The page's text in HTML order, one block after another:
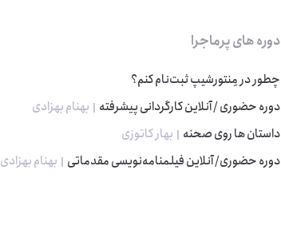
دوره های پرماجرا
چطور در مِنتورشیپ ثبت‌نام کنم؟
دوره حضوری / آنلاین کارگردانی پیشرفته بهنام بهزادی
داستان ها روی صحنه بهار کاتوزی
دوره حضوری/ آنلاین فیلمنامه‌نویسی مقدماتی بهنام بهزادی